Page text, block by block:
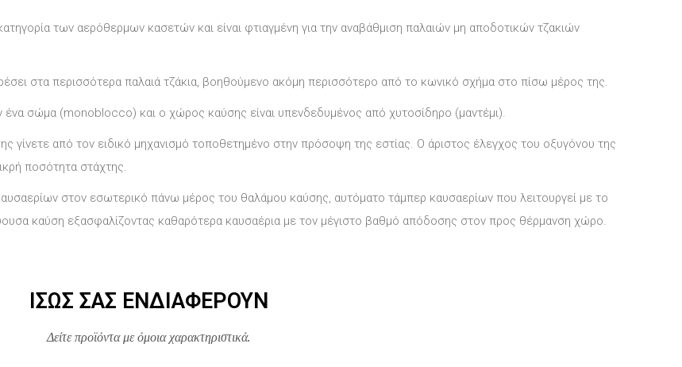
των αερόθερμων κασετών και είναι φτιαγμένη για την αναβάθμιση παλαιών μη αποδοτικών τζακιών
στα περισσότερα παλαιά τζάκια, βοηθούμενο ακόμη περισσότερο από το κωνικό σχήμα στο πίσω μέρος της.
σώμα (monoblocco) και ο χώρος καύσης είναι υπενδεδυμένος από χυτοσίδηρο (μαντέμι).
γίνετε από τον ειδικό μηχανισμό τοποθετημένο στην πρόσοψη της εστίας. Ο άριστος έλεγχος του οξυγόνου της
ποσότητα στάχτης.
στον εσωτερικό πάνω μέρος του θαλάμου καύσης, αυτόματο τάμπερ καυσαερίων που λειτουργεί με το
καύση εξασφαλίζοντας καθαρότερα καυσαέρια με τον μέγιστο βαθμό απόδοσης στον προς θέρμανση χώρο.
ΊΣΩΣ ΣΑΣ ΕΝΔΙΑΦΈΡΟΥΝ
Δείτε προϊόντα με όμοια χαρακτηριστικά.